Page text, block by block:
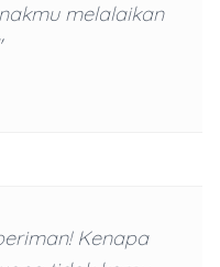
melalaikan
Kenapa